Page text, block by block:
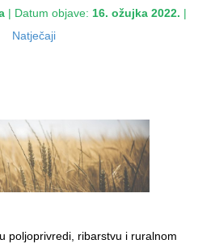
| Datum objave: 16. ožujka 2022. |
Natječaji
poljoprivredi, ribarstvu i ruralnom